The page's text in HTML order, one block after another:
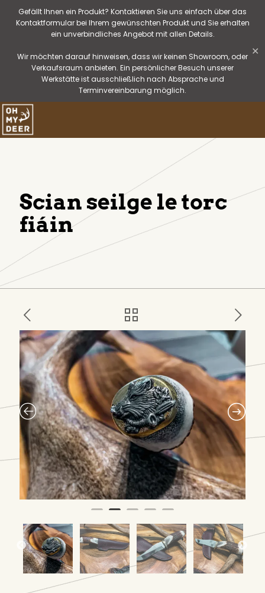
Gefällt Ihnen ein Produkt? Kontaktieren Sie uns einfach über das
Kontaktformular bei Ihrem gewünschten Produkt und Sie erhalten
ein unverbindliches Angebot mit allen Details.
Wir möchten darauf hinweisen, dass wir keinen Showroom, oder
Verkaufsraum anbieten. Ein persönlicher Besuch unserer
Werkstätte ist ausschließlich nach Absprache und
Terminvereinbarung möglich.
✕
Scian seilge le torc
fiáin